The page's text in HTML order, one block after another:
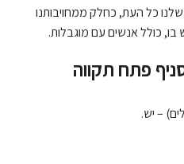
כל העת, כחלק ממחויבותנו
כולל אנשים עם מוגבלות.
פתח תקווה
– יש.